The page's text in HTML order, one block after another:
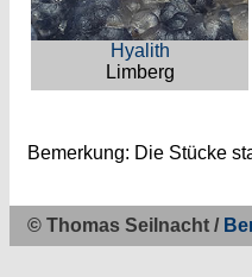
Hyalith
Limberg
Bemerkung: Die Stücke
© Thomas Seilnacht /